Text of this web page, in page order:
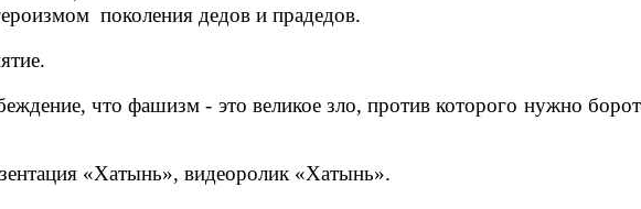
поколения дедов и прадедов.
что фашизм - это великое зло, против которого нужно
«Хатынь», видеоролик «Хатынь».